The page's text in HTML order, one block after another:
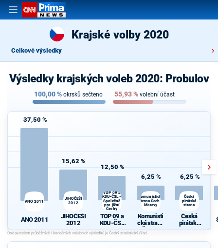
Krajské volby 2020
Celkové výsledky
Výsledky krajských voleb 2020: Probulov
100,00% okrsků sečteno 55,93% volební účast
37,50 %
ANO 2011
ANO 2011
15,62 %
JIHOČEŠI
2012
JIHOČEŠI
2012
12,50 %
TOP 09 a
KDU-ČSL -
Společně
pro jižní
Čechy
TOP 09 a
KDU-ČSL
- Společně
pro jižní
Čechy
6,25 %
Komunistická
strana Čech a
Moravy
Komunisti
cká strana
Čech a
Moravy
6,25 %
Česká
pirátská
strana
Česká
pirátská
strana